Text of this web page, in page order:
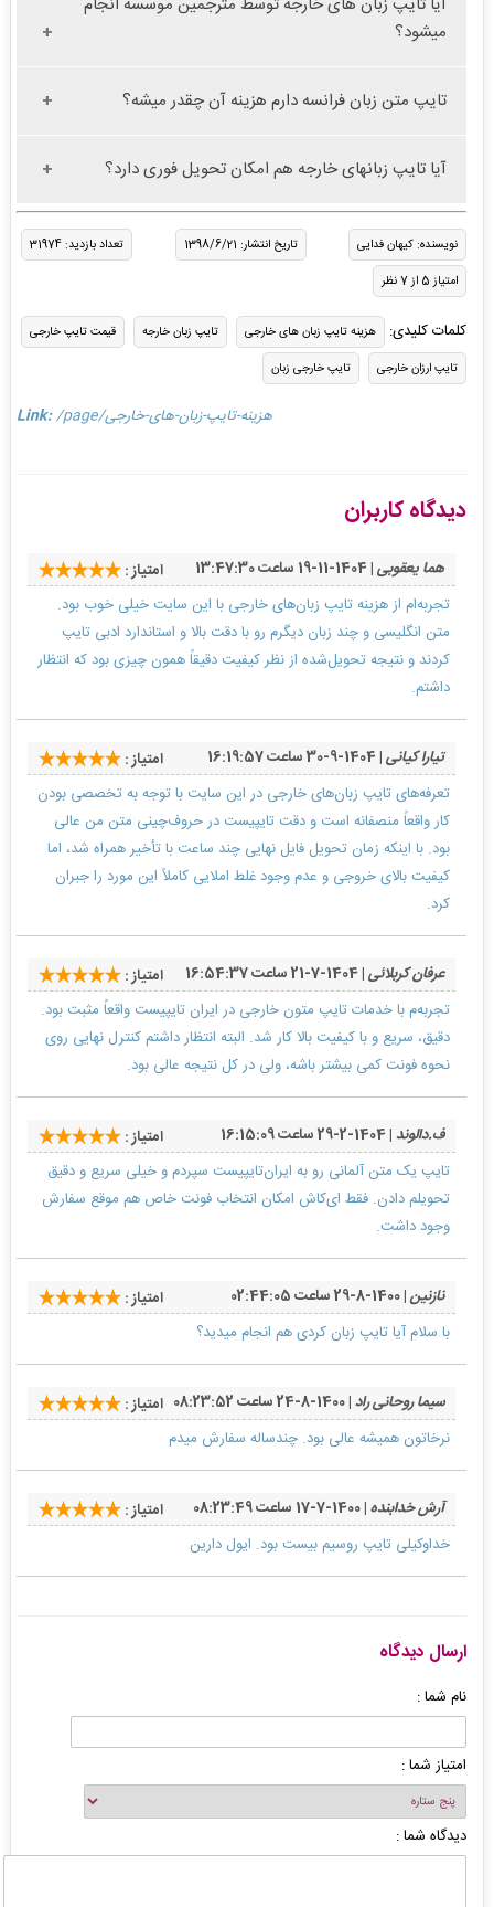
میشود؟
تایپ متن زبان فرانسه دارم هزینه آن چقدر میشه؟
آیا تایپ زبانهای خارجه هم امکان تحویل فوری دارد؟
نویسنده: کیهان فدایی تاریخ انتشار: 1398/6/21
تعداد بازدید: 31974
امتیاز 5 از 7 نظر
کلمات کلیدی: هزینه تایپ زبان های خارجی تایپ زبان خارجه
قیمت تایپ خارجی
تایپ ارزان خارجی
تایپ خارجی زبان
Link: /page/هزینه-تایپ-زبان-های-خارجی
دیدگاه کاربران
هما یعقوبی| 1404-11-19 ساعت 13:47:30
امتیاز :
تجربه‌ام از هزینه تایپ زبان‌های خارجی با این سایت خیلی خوب بود.
متن انگلیسی و چند زبان دیگرم رو با دقت بالا و استاندارد ادبی تایپ
کردند و نتیجه تحویل‌شده از نظر کیفیت دقیقاً همون چیزی بود که انتظار
داشتم.
تیارا کیانی| 1404-9-30 ساعت 16:19:57
امتیاز :
تعرفه‌های تایپ زبان‌های خارجی در این سایت با توجه به تخصصی بودن
کار واقعاً منصفانه است و دقت تایپیست در حروف‌چینی متن من عالی
بود. با اینکه زمان تحویل فایل نهایی چند ساعت با تأخیر همراه شد، اما
کیفیت بالای خروجی و عدم وجود غلط املایی کاملاً این مورد را جبران
کرد.
عرفان کربلائی| 1404-7-21 ساعت 16:54:37
امتیاز :
تجربه‌م با خدمات تایپ متون خارجی در ایران تایپیست واقعاً مثبت بود.
دقیق، سریع و با کیفیت بالا کار شد. البته انتظار داشتم کنترل نهایی روی
نحوه فونت کمی بیشتر باشه، ولی در کل نتیجه عالی بود.
ف.دالوند| 1404-2-29 ساعت 16:15:09
امتیاز :
تایپ یک متن آلمانی رو به ایران‌تایپیست سپردم و خیلی سریع و دقیق
تحویلم دادن. فقط ای‌کاش امکان انتخاب فونت خاص هم موقع سفارش
وجود داشت.
نازنین| 1400-8-29 ساعت 02:44:05
امتیاز :
با سلام آیا تایپ زبان کردی هم انجام میدید؟
سیما روحانی راد| 1400-8-24 ساعت 08:23:52
امتیاز :
نرخاتون همیشه عالی بود. چندساله سفارش میدم
آرش خدابنده| 1400-7-17 ساعت 08:23:49
امتیاز :
خداوکیلی تایپ روسیم بیست بود. ایول دارین
ارسال دیدگاه
نام شما :
امتیاز شما :
دیدگاه شما :